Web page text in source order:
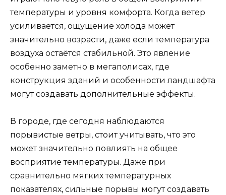
температуры и уровня комфорта. Когда ветер
усиливается, ощущение холода может
значительно возрасти, даже если температура
воздуха остаётся стабильной. Это явление
особенно заметно в мегаполисах, где
конструкция зданий и особенности ландшафта
могут создавать дополнительные эффекты.
В городе, где сегодня наблюдаются
порывистые ветры, стоит учитывать, что это
может значительно повлиять на общее
восприятие температуры. Даже при
сравнительно мягких температурных
показателях, сильные порывы могут создавать